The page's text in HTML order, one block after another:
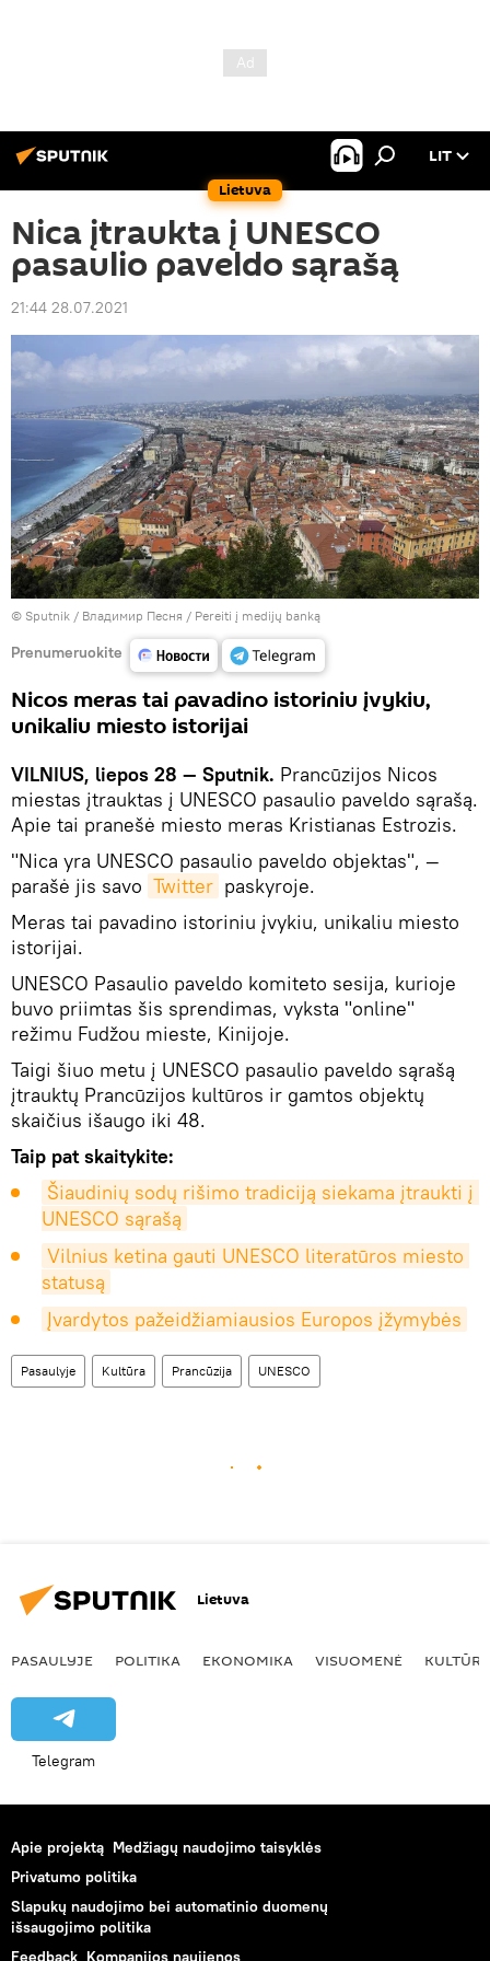
Lietuva
LIT
Nica įtraukta į UNESCO
pasaulio paveldo sąrašą
21:44 28.07.2021
© Sputnik / Владимир Песня / Pereiti į medijų banką
Prenumeruokite
Nicos meras tai pavadino istoriniu įvykiu,
unikaliu miesto istorijai
VILNIUS, liepos 28 — Sputnik. Prancūzijos Nicos
miestas įtrauktas į UNESCO pasaulio paveldo sąrašą.
Apie tai pranešė miesto meras Kristianas Estrozis.
"Nica yra UNESCO pasaulio paveldo objektas", —
parašė jis savo Twitter paskyroje.
Meras tai pavadino istoriniu įvykiu, unikaliu miesto
istorijai.
UNESCO Pasaulio paveldo komiteto sesija, kurioje
buvo priimtas šis sprendimas, vyksta "online"
režimu Fudžou mieste, Kinijoje.
Taigi šiuo metu į UNESCO pasaulio paveldo sąrašą
įtrauktų Prancūzijos kultūros ir gamtos objektų
skaičius išaugo iki 48.
Taip pat skaitykite:
Šiaudinių sodų rišimo tradiciją siekama įtraukti į
UNESCO sąrašą
Vilnius ketina gauti UNESCO literatūros miesto
statusą
Įvardytos pažeidžiamiausios Europos įžymybės
Pasaulyje Kultūra Prancūzija UNESCO
Lietuva
PASAULYJE POLITIKA EKONOMIKA VISUOMENĖ KULTŪRA
Telegram
Apie projektą Medžiagų naudojimo taisyklės
Privatumo politika
Slapukų naudojimo bei automatinio duomenų
išsaugojimo politika
Feedback Kompanijos naujienos